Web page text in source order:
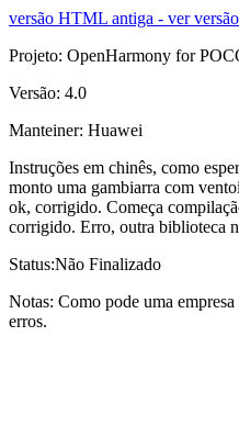
versão HTML antiga - ver
Projeto: OpenHarmony for
Versão: 4.0
Manteiner: Huawei
Instruções em chinês, como
monto uma gambiarra com
ok, corrigido. Começa
corrigido. Erro, outra biblioteca
Status:Não Finalizado
Notas: Como pode uma
erros.